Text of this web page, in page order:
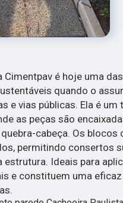
é hoje uma
quando o
e vias públicas. Ela é um
as peças são
cabeça. Os blocos
permitindo consertos
estrutura. Ideais para
e constituem uma